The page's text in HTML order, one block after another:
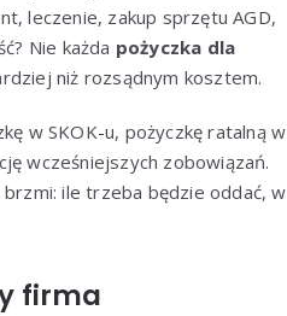
leczenie, zakup sprzętu AGD,
Nie każda pożyczka dla
niż rozsądnym kosztem.
w SKOK-u, pożyczkę ratalną w
wcześniejszych zobowiązań.
ile trzeba będzie oddać, w
firma